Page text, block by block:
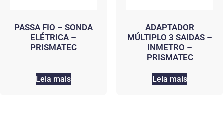
PASSA FIO – SONDA
ELÉTRICA –
PRISMATEC
Leia mais
ADAPTADOR
MÚLTIPLO 3 SAIDAS –
INMETRO –
PRISMATEC
Leia mais